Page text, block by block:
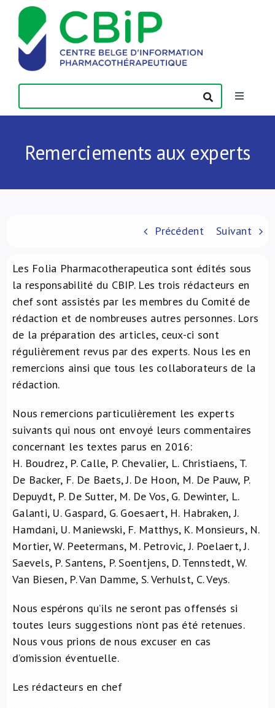
Passer
contenu
Toggle
À propos de nous
NL
Remerciements aux experts
Précédent Suivant
Les Folia Pharmacotherapeutica sont édités sous
la responsabilité du CBIP. Les trois rédacteurs en
chef sont assistés par les membres du Comité de
rédaction et de nombreuses autres personnes. Lors
de la préparation des articles, ceux-ci sont
régulièrement revus par des experts. Nous les en
remercions ainsi que tous les collaborateurs de la
rédaction.
Nous remercions particulièrement les experts
suivants qui nous ont envoyé leurs commentaires
concernant les textes parus en 2016:
H. Boudrez, P. Calle, P. Chevalier, L. Christiaens, T.
De Backer, F. De Baets, J. De Hoon, M. De Pauw, P.
Depuydt, P. De Sutter, M. De Vos, G. Dewinter, L.
Galanti, U. Gaspard, G. Goesaert, H. Habraken, J.
Hamdani, U. Maniewski, F. Matthys, K. Monsieurs, N.
Mortier, W. Peetermans, M. Petrovic, J. Poelaert, J.
Saevels, P. Santens, P. Soentjens, D. Tennstedt, W.
Van Biesen, P. Van Damme, S. Verhulst, C. Veys.
Nous espérons qu’ils ne seront pas offensés si
toutes leurs suggestions n’ont pas été retenues.
Nous vous prions de nous excuser en cas
d’omission éventuelle.
Les rédacteurs en chef